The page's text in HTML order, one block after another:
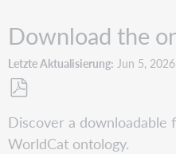
Download the
Letzte Aktualisierung Jun 5, 2026
PDF
speichern
Discover a downloadable
WorldCat ontology.